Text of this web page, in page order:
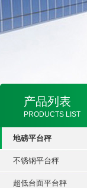
产品列表
PRODUCTS LIST
地磅平台秤
不锈钢平台秤
超低台面平台秤